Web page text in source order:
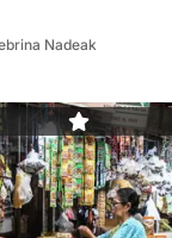
Nadeak